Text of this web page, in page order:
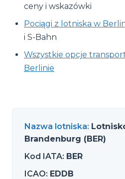
ceny i wskazówki
Pociągi z lotniska w
i S-Bahn
Wszystkie opcje
Berlinie
Nazwa lotniska:
Brandenburg (BER)
Kod IATA: BER
ICAO: EDDB